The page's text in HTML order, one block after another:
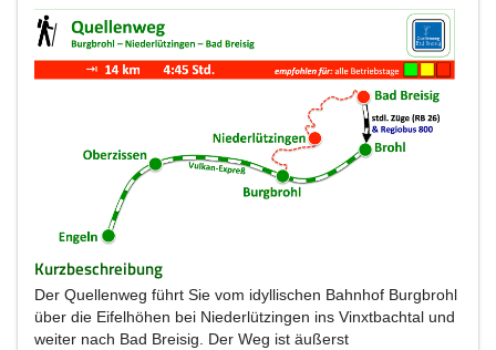
Kurzbeschreibung
Der Quellenweg führt Sie vom idyllischen Bahnhof Burgbrohl
über die Eifelhöhen bei Niederlützingen ins Vinxtbachtal und
weiter nach Bad Breisig. Der Weg ist äußerst